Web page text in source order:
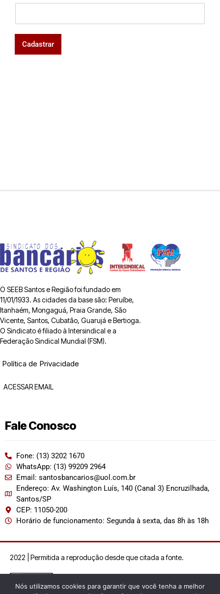
Cadastrar
O SEEB Santos e Região foi fundado em
11/01/1933. As cidades da base são: Peruíbe,
Itanhaém, Mongaguá, Praia Grande, São
Vicente, Santos, Cubatão, Guarujá e Bertioga.
O Sindicato é filiado à Intersindical e a
Federação Sindical Mundial (FSM).
Política de Privacidade
ACESSAR EMAIL
Fale Conosco
Fone: (13) 3202 1670
WhatsApp: (13) 99209 2964
Email: santosbancarios@uol.com.br
Endereço: Av. Washington Luís, 140 (Canal 3) Encruzilhada,
Santos/SP
CEP: 11050-200
Horário de funcionamento: Segunda à sexta, das 8h às 18h
2022 | Permitida a reprodução desde que citada a fonte.
Nós utilizamos cookies para garantir que você tenha a melhor